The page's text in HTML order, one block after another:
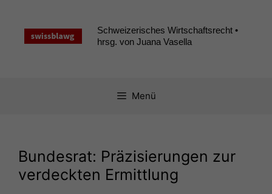
springen
Schweizerisches Wirtschaftsrecht •
hrsg. von Juana Vasella
Menü
Bundesrat: Präzisierungen zur
verdeckten Ermittlung